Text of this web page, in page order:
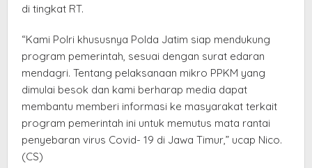
di tingkat RT.
“Kami Polri khususnya Polda Jatim siap mendukung
program pemerintah, sesuai dengan surat edaran
mendagri. Tentang pelaksanaan mikro PPKM yang
dimulai besok dan kami berharap media dapat
membantu memberi informasi ke masyarakat terkait
program pemerintah ini untuk memutus mata rantai
penyebaran virus Covid- 19 di Jawa Timur,” ucap Nico.
(CS)